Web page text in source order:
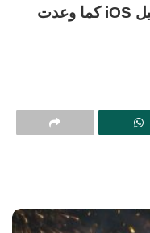
وأجهزة آيباد العاملة بنظام التشغيل iOS كما وعدت